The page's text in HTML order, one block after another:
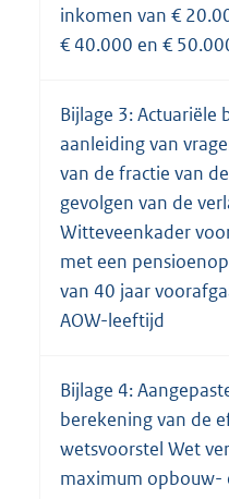
inkomen van €
€ 40.000 en €
Bijlage 3: Actuariële
aanleiding van
van de fractie van
gevolgen van de
Witteveenkader
met een
van 40 jaar
AOW-leeftijd
Bijlage 4:
berekening van de
wetsvoorstel Wet
maximum opbouw-